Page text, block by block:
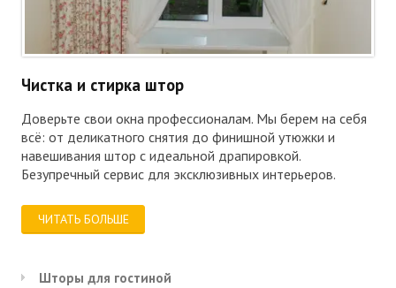
Шторы для гостиной
Чистка и стирка штор
Доверьте свои окна профессионалам. Мы берем на себя
всё: от деликатного снятия до финишной утюжки и
навешивания штор с идеальной драпировкой.
Безупречный сервис для эксклюзивных интерьеров.
ЧИТАТЬ БОЛЬШЕ